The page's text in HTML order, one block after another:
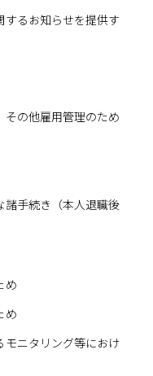
するお知らせを提供す
その他雇用管理のため
諸手続き（本人退職後
め
め
モニタリング等におけ